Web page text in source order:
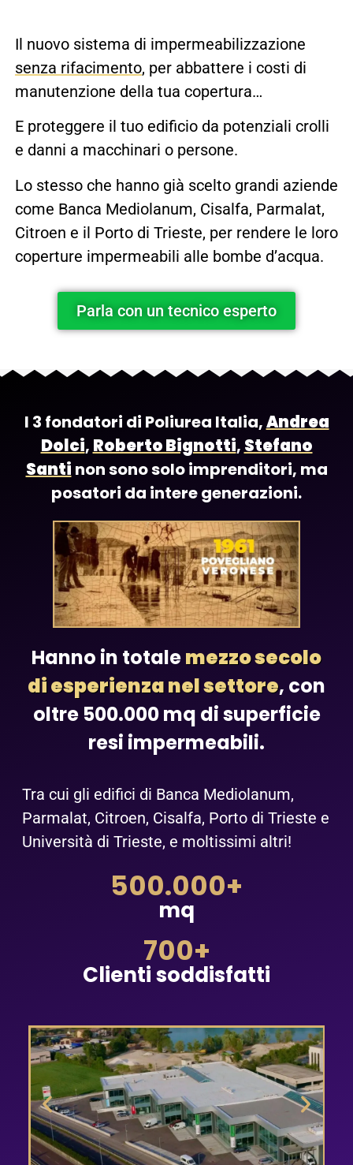
Il nuovo sistema di impermeabilizzazione
senza rifacimento, per abbattere i costi di
manutenzione della tua copertura…
E proteggere il tuo edificio da potenziali crolli
e danni a macchinari o persone.
Lo stesso che hanno già scelto grandi aziende
come Banca Mediolanum, Cisalfa, Parmalat,
Citroen e il Porto di Trieste, per rendere le loro
coperture impermeabili alle bombe d’acqua.
Parla con un tecnico esperto
I 3 fondatori di Poliurea Italia,Andrea
Dolci, Roberto Bignotti, Stefano
Santi non sono solo imprenditori, ma
posatori da intere generazioni.
Hanno in totalemezzo secolo
di esperienza nel settore, con
oltre 500.000 mq di superficie
resi impermeabili.
Tra cui gli edifici di Banca Mediolanum,
Parmalat, Citroen, Cisalfa, Porto di Trieste e
Università di Trieste, e moltissimi altri!
mq
500.000+
Clienti soddisfatti
700+